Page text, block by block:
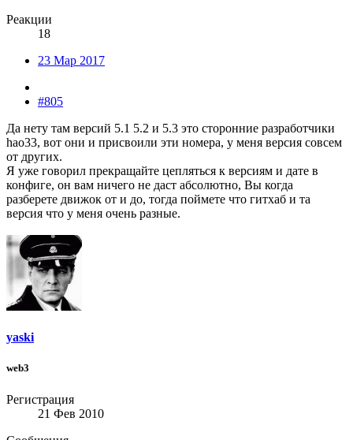
Реакции
18
23 Мар 2017
#805
Да нету там версий 5.1 5.2 и 5.3 это сторонние разработчики
hao33, вот они и присвоили эти номера, у меня версия совсем
от других.
Я уже говорил прекращайте цепляться к версиям и дате в
конфиге, он вам ничего не даст абсолютно, Вы когда
разберете движок от и до, тогда поймете что гитхаб и та
версия что у меня очень разные.
yaski
web3
Регистрация
21 Фев 2010